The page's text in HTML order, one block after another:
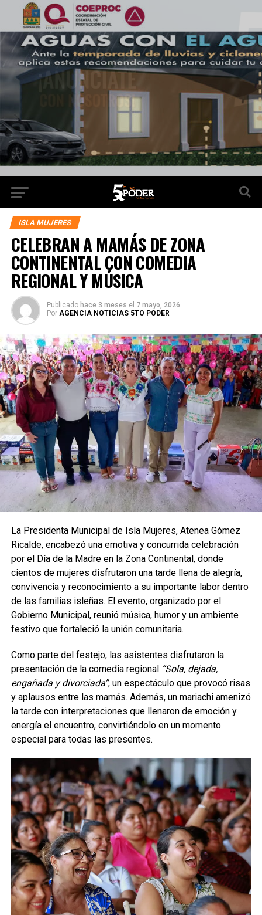
ISLA MUJERES
CELEBRAN A MAMÁS DE ZONA
CONTINENTAL CON COMEDIA
REGIONAL Y MÚSICA
Publicado hace 3 meses el 7 mayo, 2026
Por AGENCIA NOTICIAS 5TO PODER
La Presidenta Municipal de Isla Mujeres, Atenea Gómez
Ricalde, encabezó una emotiva y concurrida celebración
por el Día de la Madre en la Zona Continental, donde
cientos de mujeres disfrutaron una tarde llena de alegría,
convivencia y reconocimiento a su importante labor dentro
de las familias isleñas. El evento, organizado por el
Gobierno Municipal, reunió música, humor y un ambiente
festivo que fortaleció la unión comunitaria.
Como parte del festejo, las asistentes disfrutaron la
presentación de la comedia regional “Sola, dejada,
engañada y divorciada”, un espectáculo que provocó risas
y aplausos entre las mamás. Además, un mariachi amenizó
la tarde con interpretaciones que llenaron de emoción y
energía el encuentro, convirtiéndolo en un momento
especial para todas las presentes.